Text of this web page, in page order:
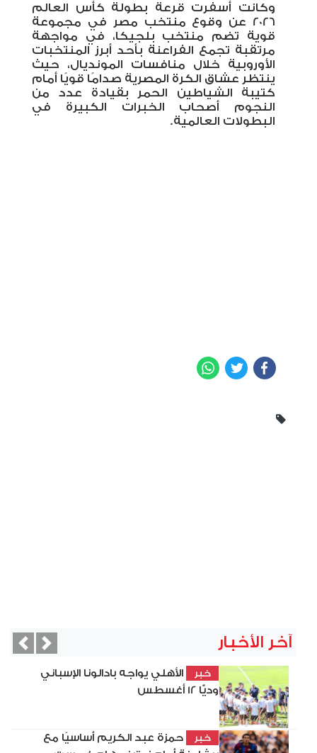
وكانت أسفرت قرعة بطولة كأس العالم
2026 عن وقوع منتخب مصر في مجموعة
قوية تضم منتخب بلجيكا، في مواجهة
مرتقبة تجمع الفراعنة بأحد أبرز المنتخبات
الأوروبية خلال منافسات المونديال، حيث
ينتظر عشاق الكرة المصرية صدامًا قويًا أمام
كتيبة الشياطين الحمر بقيادة عدد من
النجوم أصحاب الخبرات الكبيرة في
البطولات العالمية.
Facebook
Twitter
آخر الأخبار
خبر
الأهلي يواجه بادالونا الإسباني
وديًّا 12 أغسطس
خبر
حمزة عبد الكريم أساسيًا مع
Next